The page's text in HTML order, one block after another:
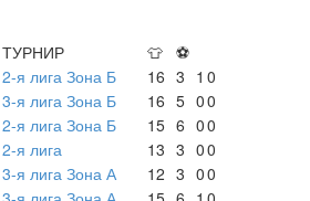
ТУРНИР 👕 ⚽
2-я лига Зона Б 16 3 1 0
3-я лига Зона Б 16 5 00
2-я лига Зона Б 15 6 00
2-я лига 13 3 00
3-я лига Зона А 12 3 00